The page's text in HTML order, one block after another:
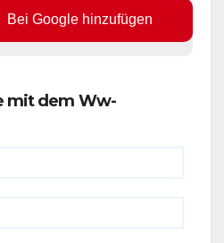
Bei Google hinzufügen
mit dem Ww-